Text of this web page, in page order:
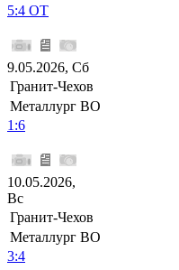
5:4 ОТ
9.05.2026, Сб
Гранит-Чехов
Металлург ВО
1:6
10.05.2026,
Вс
Гранит-Чехов
Металлург ВО
3:4